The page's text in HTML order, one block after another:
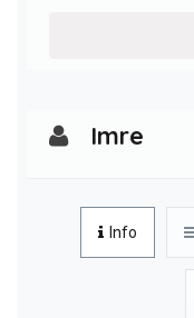
Imre
Info